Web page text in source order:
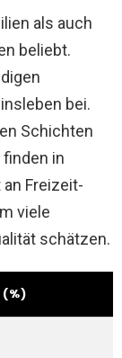
als auch
beliebt.
bei.
Schichten
in
Freizeit-
viele
schätzen.
(%)